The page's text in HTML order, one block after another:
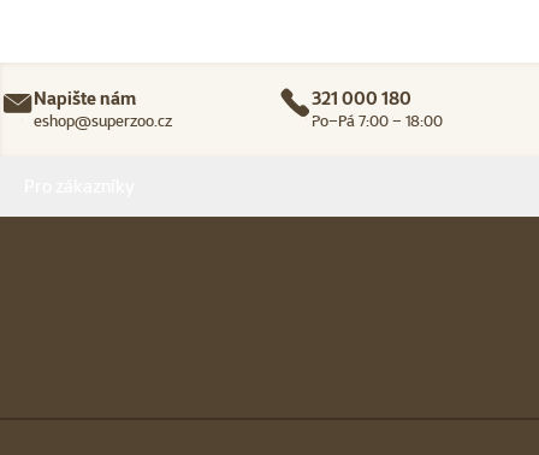
Napište nám
eshop@superzoo.cz
321 000 180
Po–Pá 7:00 – 18:00